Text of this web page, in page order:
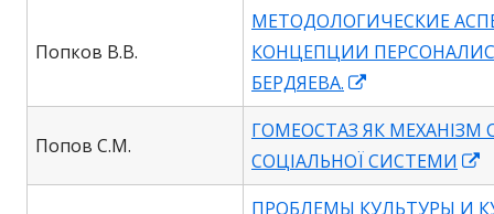
window
Попков В.В.
МЕТОДОЛОГИЧЕСКИЕ
КОНЦЕПЦИИ
БЕРДЯЕВА.
in
a
new
window
Попов С.М.
ГОМЕОСТАЗ ЯК МЕХАНІЗМ
СОЦІАЛЬНОЇ СИСТЕМИ
ПРОБЛЕМЫ КУЛЬТУРЫ И